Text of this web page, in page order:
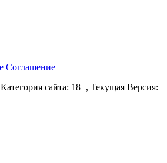
Соглашение
сайта: 18+, Текущая Версия: